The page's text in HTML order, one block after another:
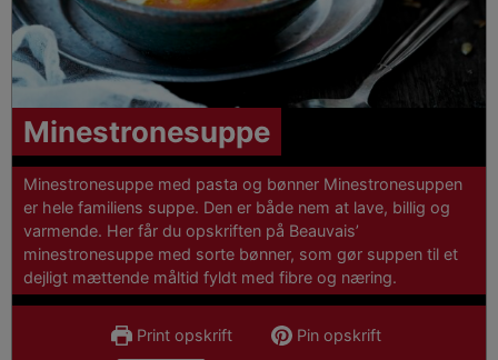
Minestronesuppe
Minestronesuppe med pasta og bønner Minestronesuppen
er hele familiens suppe. Den er både nem at lave, billig og
varmende. Her får du opskriften på Beauvais’
minestronesuppe med sorte bønner, som gør suppen til et
dejligt mættende måltid fyldt med fibre og næring.
Print opskrift Pin opskrift